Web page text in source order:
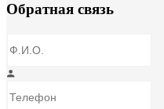
Обратная связь